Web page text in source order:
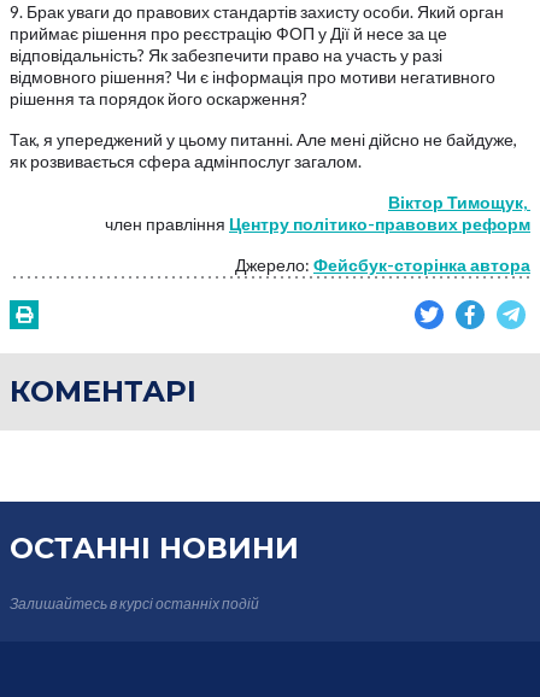
9. Брак уваги до правових стандартів захисту особи. Який орган
приймає рішення про реєстрацію ФОП у Дії й несе за це
відповідальність? Як забезпечити право на участь у разі
відмовного рішення? Чи є інформація про мотиви негативного
рішення та порядок його оскарження?
Так, я упереджений у цьому питанні. Але мені дійсно не байдуже,
як розвивається сфера адмінпослуг загалом.
Віктор Тимощук,
член правління Центру політико-правових реформ
Джерело: Фейсбук-сторінка автора
КОМЕНТАРІ
ОСТАННІ НОВИНИ
Залишайтесь в курсіостанніх подій